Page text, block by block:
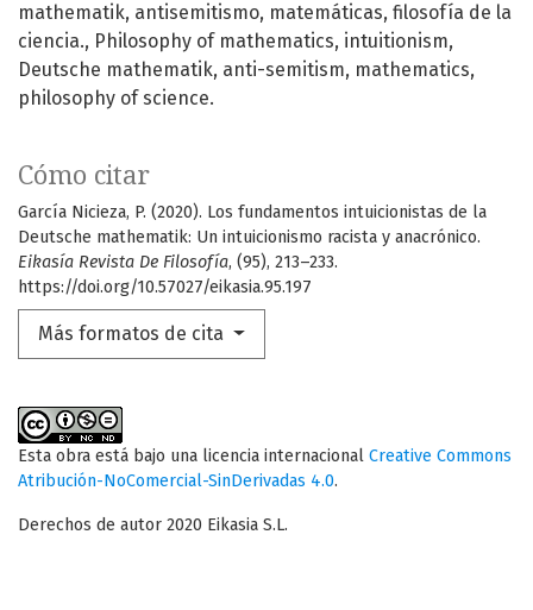
mathematik antisemitismo matemáticas filosofía de la
ciencia.
Philosophy of mathematics intuitionism
Deutsche mathematik anti-semitism mathematics
philosophy of science.
Cómo citar
García Nicieza, P. (2020). Los fundamentos intuicionistas de la
Deutsche mathematik: Un intuicionismo racista y anacrónico.
Eikasía Revista De Filosofía, (95), 213–233.
https://doi.org/10.57027/eikasia.95.197
Más formatos de cita
Esta obra está bajo una licencia internacional Creative Commons
Atribución-NoComercial-SinDerivadas 4.0.
Derechos de autor 2020 Eikasia S.L.